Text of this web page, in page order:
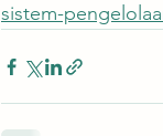
sistem-